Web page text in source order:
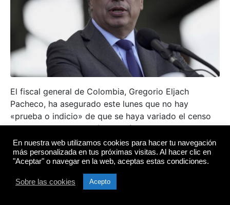
El fiscal general de Colombia, Gregorio Eljach
Pacheco, ha asegurado este lunes que no hay
«prueba o indicio» de que se haya variado el censo
electoral, como apuntó en la víspera el presidente
guerrillero y socialista del país, Gustavo Petro,
después de la primera vuelta de las elecciones
presidenciales que han superado el candidato
Abelardo de la Espriella, y el comunista Iván Cepeda.
En nuestra web utilizamos cookies para hacer tu navegación
más personalizada en tus próximas visitas. Al hacer clic en
"Aceptar" o navegar en la web, aceptas estas condiciones.
Sobre las cookies Acepto